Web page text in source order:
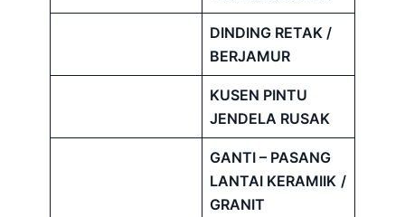
DINDING RETAK /
BERJAMUR
KUSEN PINTU
JENDELA RUSAK
GANTI – PASANG
LANTAI KERAMIIK /
GRANIT